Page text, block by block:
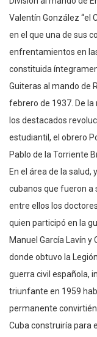
Valentín González “el
en el que una de sus
enfrentamientos en
constituida
Guiteras al mando de
febrero de 1937. De
los destacados
estudiantil, el obrero
Pablo de la Torriente
En el área de la salud,
cubanos que fueron a
entre ellos los
quien participó en la
Manuel García Lavín
donde obtuvo la
guerra civil española,
triunfante en 1959
permanente
Cuba construiría para